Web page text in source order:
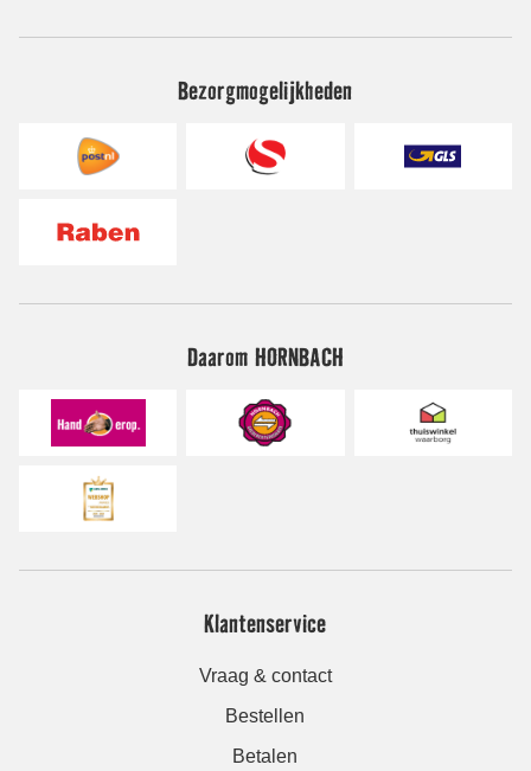
Bezorgmogelijkheden
Daarom HORNBACH
Klantenservice
Vraag & contact
Bestellen
Betalen